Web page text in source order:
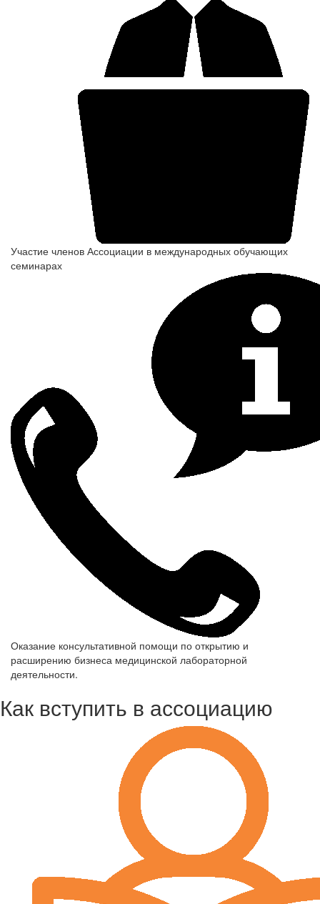
Участие членов Ассоциации в международных обучающих
семинарах
Оказание консультативной помощи по открытию и
расширению бизнеса медицинской лабораторной
деятельности.
Как вступить в ассоциацию